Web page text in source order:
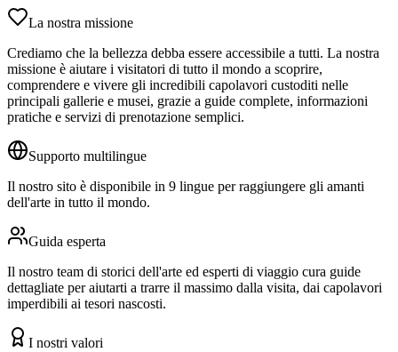
La nostra missione
Crediamo che la bellezza debba essere accessibile a tutti. La nostra
missione è aiutare i visitatori di tutto il mondo a scoprire,
comprendere e vivere gli incredibili capolavori custoditi nelle
principali gallerie e musei, grazie a guide complete, informazioni
pratiche e servizi di prenotazione semplici.
Supporto multilingue
Il nostro sito è disponibile in 9 lingue per raggiungere gli amanti
dell'arte in tutto il mondo.
Guida esperta
Il nostro team di storici dell'arte ed esperti di viaggio cura guide
dettagliate per aiutarti a trarre il massimo dalla visita, dai capolavori
imperdibili ai tesori nascosti.
I nostri valori